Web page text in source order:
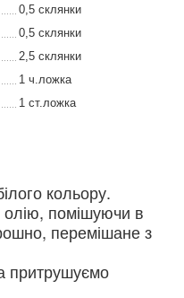
0,5 склянки
0,5 склянки
2,5 склянки
1 ч.ложка
1 ст.ложка
кольору.
помішуючи в
перемішане з
притрушуємо